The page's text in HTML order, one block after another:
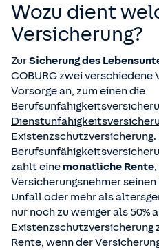
Wozu dient
Versicherung?
ZurSicherung des
COBURG zwei
Vorsorge an, zum einen die
Existenzschutzversicherung.
zahlt eine monatliche Rente
Versicherungsnehmer
Unfall oder mehr als
nur noch zu weniger als 50%
Existenzschutzversicherung
Rente, wenn der